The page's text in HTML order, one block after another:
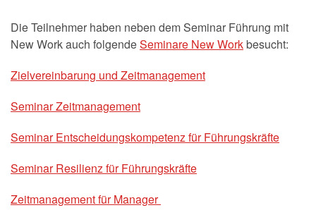
Die Teilnehmer haben neben dem Seminar Führung mit
New Work auch folgendeSeminare New Workbesucht:
Zielvereinbarung und Zeitmanagement
Seminar Zeitmanagement
Seminar Entscheidungskompetenz für Führungskräfte
Seminar Resilienz für Führungskräfte
Zeitmanagement für Manager